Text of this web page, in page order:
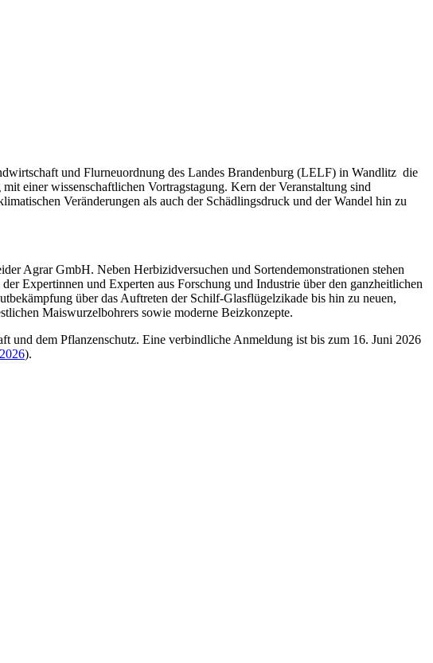
und Flurneuordnung des Landes Brandenburg (LELF) in Wandlitz die
einer wissenschaftlichen Vortragstagung. Kern der Veranstaltung sind
Veränderungen als auch der Schädlingsdruck und der Wandel hin zu
Agrar GmbH. Neben Herbizidversuchen und Sortendemonstrationen stehen
Expertinnen und Experten aus Forschung und Industrie über den ganzheitlichen
über das Auftreten der Schilf-Glasflügelzikade bis hin zu neuen,
Maiswurzelbohrers sowie moderne Beizkonzepte.
und dem Pflanzenschutz. Eine verbindliche Anmeldung ist bis zum 16. Juni 2026
).